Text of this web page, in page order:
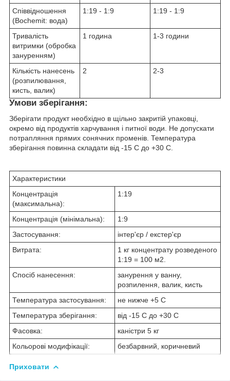
Співвідношення
(Bochemit: вода)
1:19 - 1:9 1:19 - 1:9
Тривалість
витримки (обробка
зануренням)
1 година 1-3 години
Кількість нанесень
(розпилювання,
кисть, валик)
2 2-3
Умови зберігання:
Зберігати продукт необхідно в щільно закритій упаковці,
окремо від продуктів харчування і питної води. Не допускати
потрапляння прямих сонячних променів. Температура
зберігання повинна складати від -15 C до +30 С.
Характеристики
Концентрація
(максимальна):
1:19
Концентрація (мінімальна):
1:9
Застосування:
інтер'єр / екстер'єр
Витрата:
1 кг концентрату розведеного
1:19 = 100 м2.
Спосіб нанесення:
занурення у ванну,
розпилення, валик, кисть
Температура застосування:
не нижче +5 С
Температура зберігання:
від -15 C до +30 С
Фасовка:
каністри 5 кг
Кольорові модифікації:
безбарвний, коричневий
Приховати